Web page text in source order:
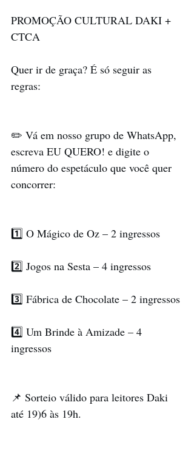
PROMOÇÃO CULTURAL DAKI +
CTCA
Quer ir de graça? É só seguir as
regras:
✏️ Vá em nosso grupo de WhatsApp,
escreva EU QUERO! e digite o
número do espetáculo que você quer
concorrer:
1️⃣ O Mágico de Oz – 2 ingressos
2️⃣ Jogos na Sesta – 4 ingressos
3️⃣ Fábrica de Chocolate – 2 ingressos
4️⃣ Um Brinde à Amizade – 4
ingressos
📌 Sorteio válido para leitores Daki
até 19)6 às 19h.